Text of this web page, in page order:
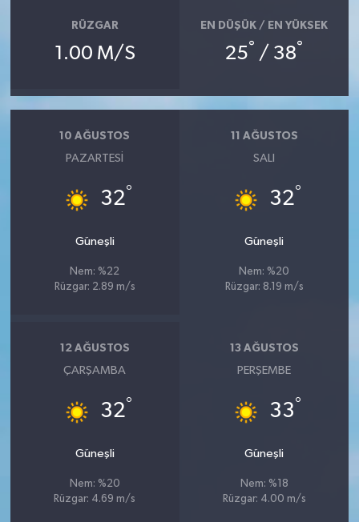
RÜZGAR
1.00 M/S
EN DÜŞÜK / EN YÜKSEK
25° / 38°
10 AĞUSTOS
PAZARTESI
32°
Güneşli
Nem: %22
Rüzgar: 2.89 m/s
11 AĞUSTOS
SALI
32°
Güneşli
Nem: %20
Rüzgar: 8.19 m/s
12 AĞUSTOS
ÇARŞAMBA
32°
Güneşli
Nem: %20
Rüzgar: 4.69 m/s
13 AĞUSTOS
PERŞEMBE
33°
Güneşli
Nem: %18
Rüzgar: 4.00 m/s